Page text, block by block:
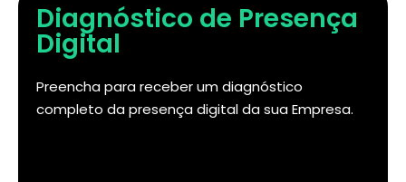
Diagnóstico de Presença
Digital
Preencha para receber um diagnóstico
completo da presença digital da sua Empresa.